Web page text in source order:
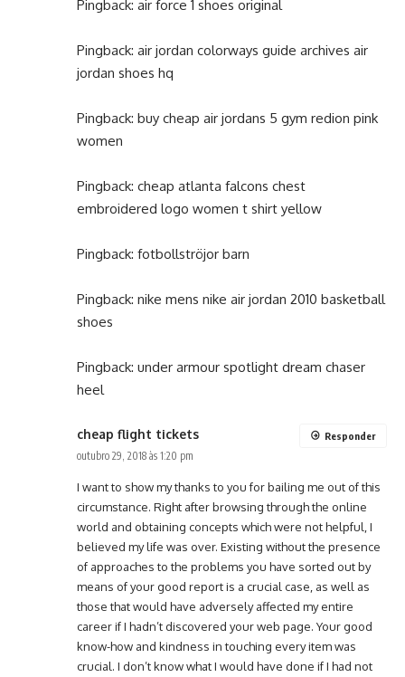
Pingback: air force 1 shoes original
Pingback: air jordan colorways guide archives air
jordan shoes hq
Pingback: buy cheap air jordans 5 gym redion pink
women
Pingback: cheap atlanta falcons chest
embroidered logo women t shirt yellow
Pingback: fotbollströjor barn
Pingback: nike mens nike air jordan 2010 basketball
shoes
Pingback: under armour spotlight dream chaser
heel
cheap flight tickets
outubro 29, 2018 às 1:20 pm
I want to show my thanks to you for bailing me out of this
circumstance. Right after browsing through the online
world and obtaining concepts which were not helpful, I
believed my life was over. Existing without the presence
of approaches to the problems you have sorted out by
means of your good report is a crucial case, as well as
those that would have adversely affected my entire
career if I hadn’t discovered your web page. Your good
know-how and kindness in touching every item was
crucial. I don’t know what I would have done if I had not
Responder